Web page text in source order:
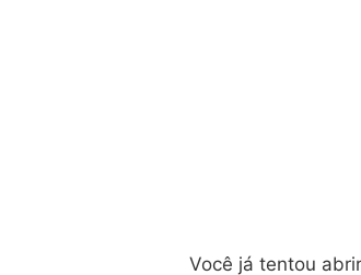
Você já tentou